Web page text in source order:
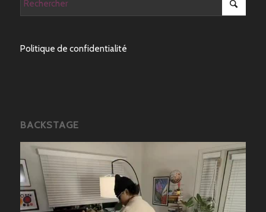
Politique de confidentialité
BACKSTAGE